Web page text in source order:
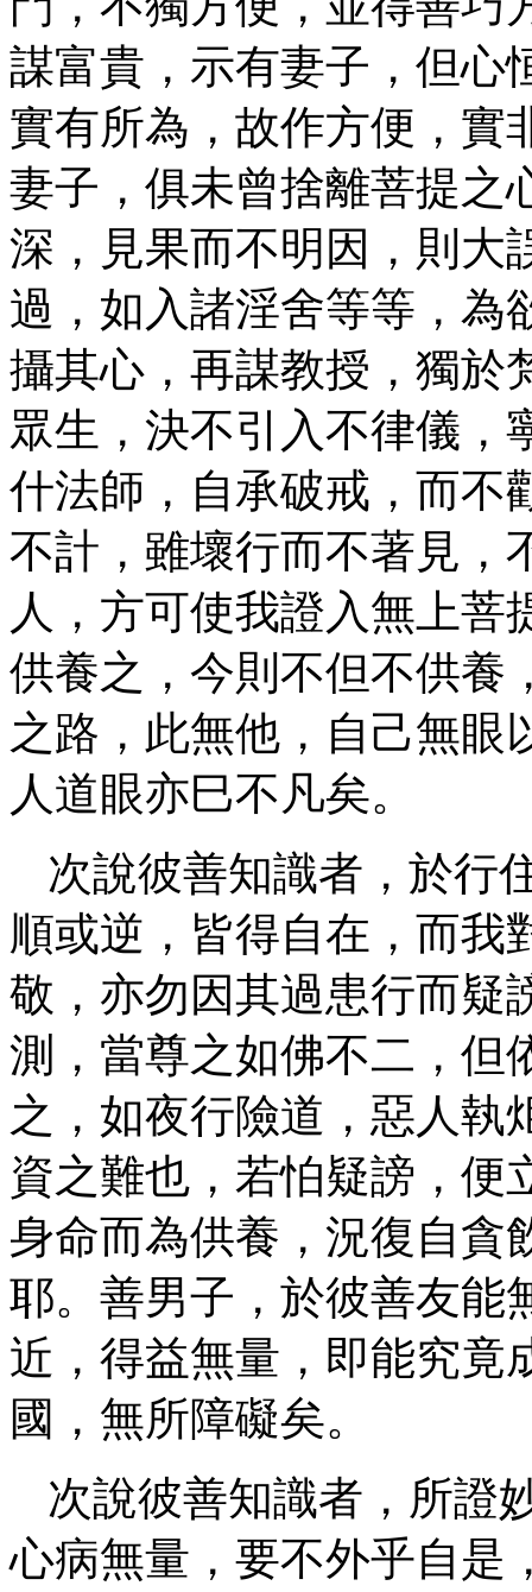
謀富貴，示有妻子，但心
實有所為，故作方便，實
妻子，俱未曾捨離菩提之
深，見果而不明因，則大
過，如入諸淫舍等等，為
攝其心，再謀教授，獨於
眾生，決不引入不律儀，
什法師，自承破戒，而不
不計，雖壞行而不著見，
人，方可使我證入無上菩
供養之，今則不但不供養
之路，此無他，自己無眼
人道眼亦巳不凡矣。
次說彼善知識者，於行
順或逆，皆得自在，而我
敬，亦勿因其過患行而疑
測，當尊之如佛不二，但
之，如夜行險道，惡人執
資之難也，若怕疑謗，便
身命而為供養，況復自貪
耶。善男子，於彼善友能
近，得益無量，即能究竟
國，無所障礙矣。
次說彼善知識者，所證
心病無量，要不外乎自是